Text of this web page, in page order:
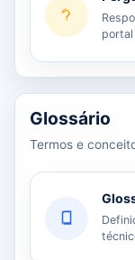
Glossário
Termos e